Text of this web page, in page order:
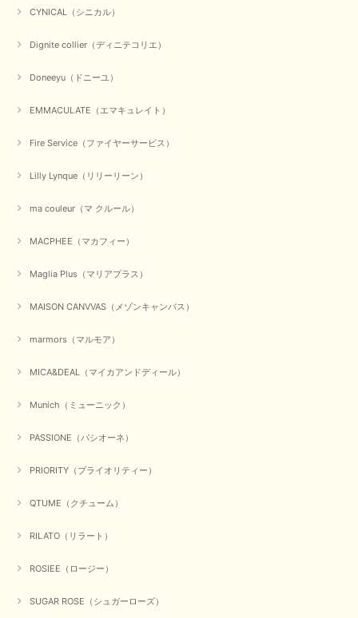
CYNICAL（シニカル）
Dignite collier（ディニテコリエ）
Doneeyu（ドニーユ）
EMMACULATE（エマキュレイト）
Fire Service（ファイヤーサービス）
Lilly Lynque（リリーリーン）
ma couleur（マ クルール）
MACPHEE（マカフィー）
Maglia Plus（マリアプラス）
MAISON CANVVAS（メゾンキャンバス）
marmors（マルモア）
MICA&DEAL（マイカアンドディール）
Munich（ミューニック）
PASSIONE（パシオーネ）
PRIORITY（プライオリティー）
QTUME（クチューム）
RILATO（リラート）
ROSIEE（ロージー）
SUGAR ROSE（シュガーローズ）